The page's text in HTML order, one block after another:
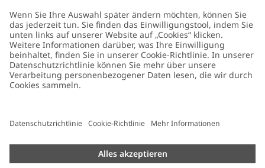
FAQ
Barrierefreiheit
Datenschutzrichtlinie
Cookie-Richtlinie
Größenratgeber
Über Newbie
Nachhaltigkeit
Impressum
Presse
Germany Standort ändern
Cookies